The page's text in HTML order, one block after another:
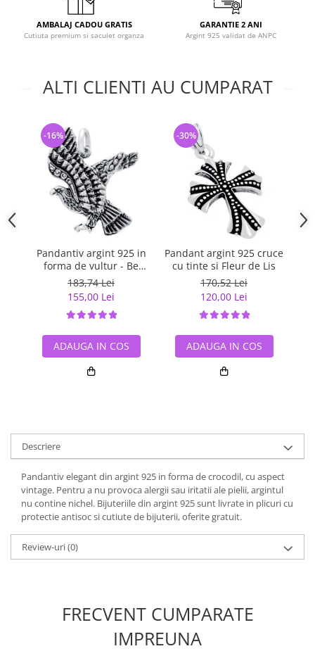
AMBALAJ CADOU GRATIS
Cutiuta premium si saculet organza
GARANTIE 2 ANI
Argint 925 validat de ANPC
ALTI CLIENTI AU CUMPARAT
Pandantiv argint 925 in
forma de vultur - Be
Daring
183,74 Lei
155,00 Lei
-16%
ADAUGA IN COS
Pandant argint 925 cruce
cu tinte si Fleur de Lis
170,52 Lei
120,00 Lei
-30%
ADAUGA IN COS
Descriere
Pandantiv elegant din argint 925 in forma de crocodil, cu aspect
vintage. Pentru a nu provoca alergii sau iritatii ale pielii, argintul
nu contine nichel. Bijuteriile din argint 925 sunt livrate in plicuri cu
protectie antisoc si cutiute de bijuterii, oferite gratuit.
Review-uri(0)
FRECVENT CUMPARATE
IMPREUNA